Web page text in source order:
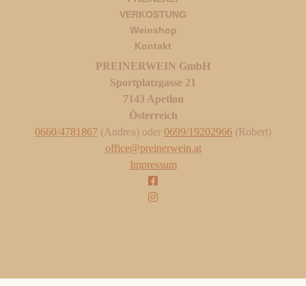
VERKOSTUNG
Weinshop
Kontakt
PREINERWEIN GmbH
Sportplatzgasse 21
7143 Apetlon
Österreich
0660/4781867 (Andrea) oder 0699/19202966 (Robert)
office@preinerwein.at
Impressum